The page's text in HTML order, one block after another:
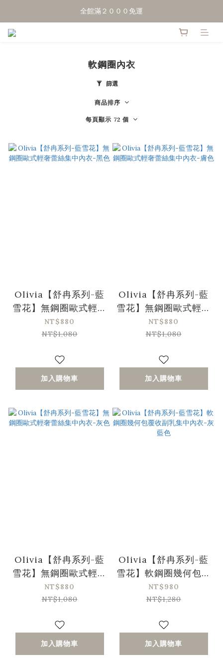
點擊加LINE好友，領50元優惠折扣
全館滿２０００免運
軟鋼圈內衣
篩選
商品排序
每頁顯示 72 個
Olivia【舒冉系列-藍
雪花】無鋼圈歐式輕奢
蕾絲集中內衣-黑色
NT$880
NT$1,080
加入購物車
Olivia【舒冉系列-藍
雪花】無鋼圈歐式輕奢
蕾絲集中內衣-膚色
NT$880
NT$1,080
加入購物車
Olivia【舒冉系列-藍
雪花】無鋼圈歐式輕奢
蕾絲集中內衣-灰色
NT$880
NT$1,080
加入購物車
Olivia【舒冉系列-藍
雪花】軟鋼圈幾何包覆
收副乳集中內衣-灰藍
色
NT$980
NT$1,280
加入購物車